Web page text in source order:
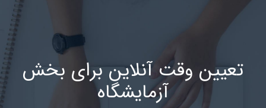
تعیین وقت آنلاین برای بخش
آزمایشگاه